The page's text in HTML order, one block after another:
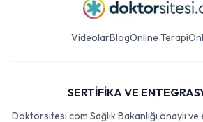
VideolarBlogOnline Terapi
SERTİFİKA VE
Doktorsitesi.com Sağlık Bakanlığı onaylı